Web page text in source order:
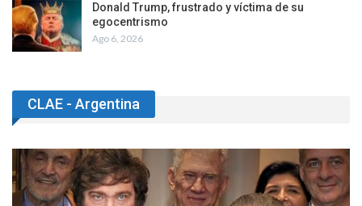
Donald Trump, frustrado y víctima de su
egocentrismo
Ago 6, 2026
CLAE - Argentina